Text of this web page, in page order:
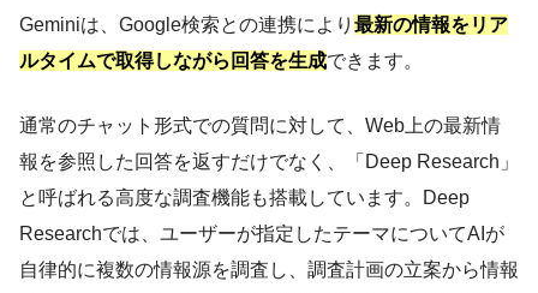
Geminiは、Google検索との連携により 最新の情報をリア
ルタイムで取得しながら回答を生成できます。
通常のチャット形式での質問に対して、Web上の最新情
報を参照した回答を返すだけでなく、「Deep Research」
と呼ばれる高度な調査機能も搭載しています。Deep
Researchでは、ユーザーが指定したテーマについてAIが
自律的に複数の情報源を調査し、調査計画の立案から情報